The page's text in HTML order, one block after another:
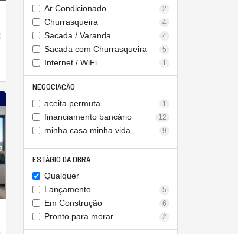
Ar Condicionado
2
Churrasqueira 4
Sacada / Varanda 4
Sacada com Churrasqueira 5
Internet / WiFi 1
NEGOCIAÇÃO
aceita permuta 1
financiamento bancário 12
minha casa minha vida 9
ESTÁGIO DA OBRA
Qualquer
Lançamento
5
Em Construção 6
Pronto para morar 2